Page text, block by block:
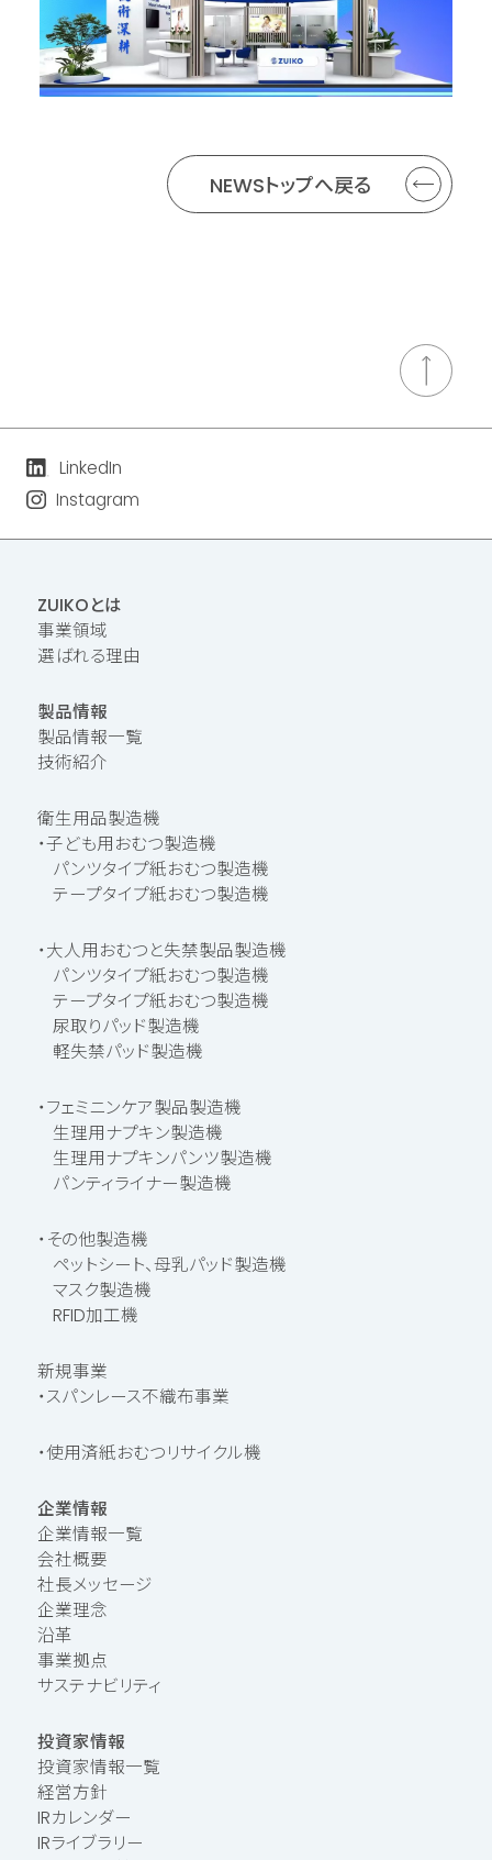
NEWSトップへ戻る
LinkedIn
Instagram
ZUIKOとは
事業領域
選ばれる理由
製品情報
製品情報一覧
技術紹介
衛生用品製造機
・子ども用おむつ製造機
パンツタイプ紙おむつ製造機
テープタイプ紙おむつ製造機
・大人用おむつと失禁製品製造機
パンツタイプ紙おむつ製造機
テープタイプ紙おむつ製造機
尿取りパッド製造機
軽失禁パッド製造機
・フェミニンケア製品製造機
生理用ナプキン製造機
生理用ナプキンパンツ製造機
パンティライナー製造機
・その他製造機
ペットシート、母乳パッド製造機
マスク製造機
RFID加工機
新規事業
・スパンレース不織布事業
・使用済紙おむつリサイクル機
企業情報
企業情報一覧
会社概要
社長メッセージ
企業理念
沿革
事業拠点
サステナビリティ
投資家情報
投資家情報一覧
経営方針
IRカレンダー
IRライブラリー